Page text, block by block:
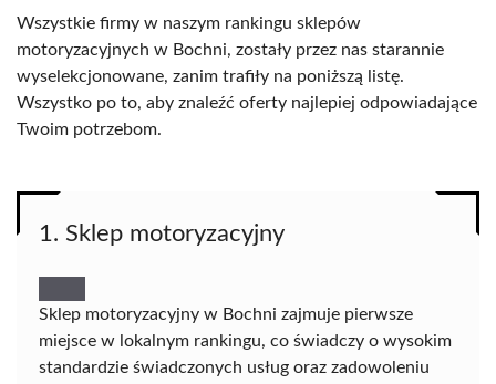
Wszystkie firmy w naszym rankingu sklepów
motoryzacyjnych w Bochni, zostały przez nas starannie
wyselekcjonowane, zanim trafiły na poniższą listę.
Wszystko po to, aby znaleźć oferty najlepiej odpowiadające
Twoim potrzebom.
1. Sklep motoryzacyjny
Sklep motoryzacyjny w Bochni zajmuje pierwsze
miejsce w lokalnym rankingu, co świadczy o wysokim
standardzie świadczonych usług oraz zadowoleniu